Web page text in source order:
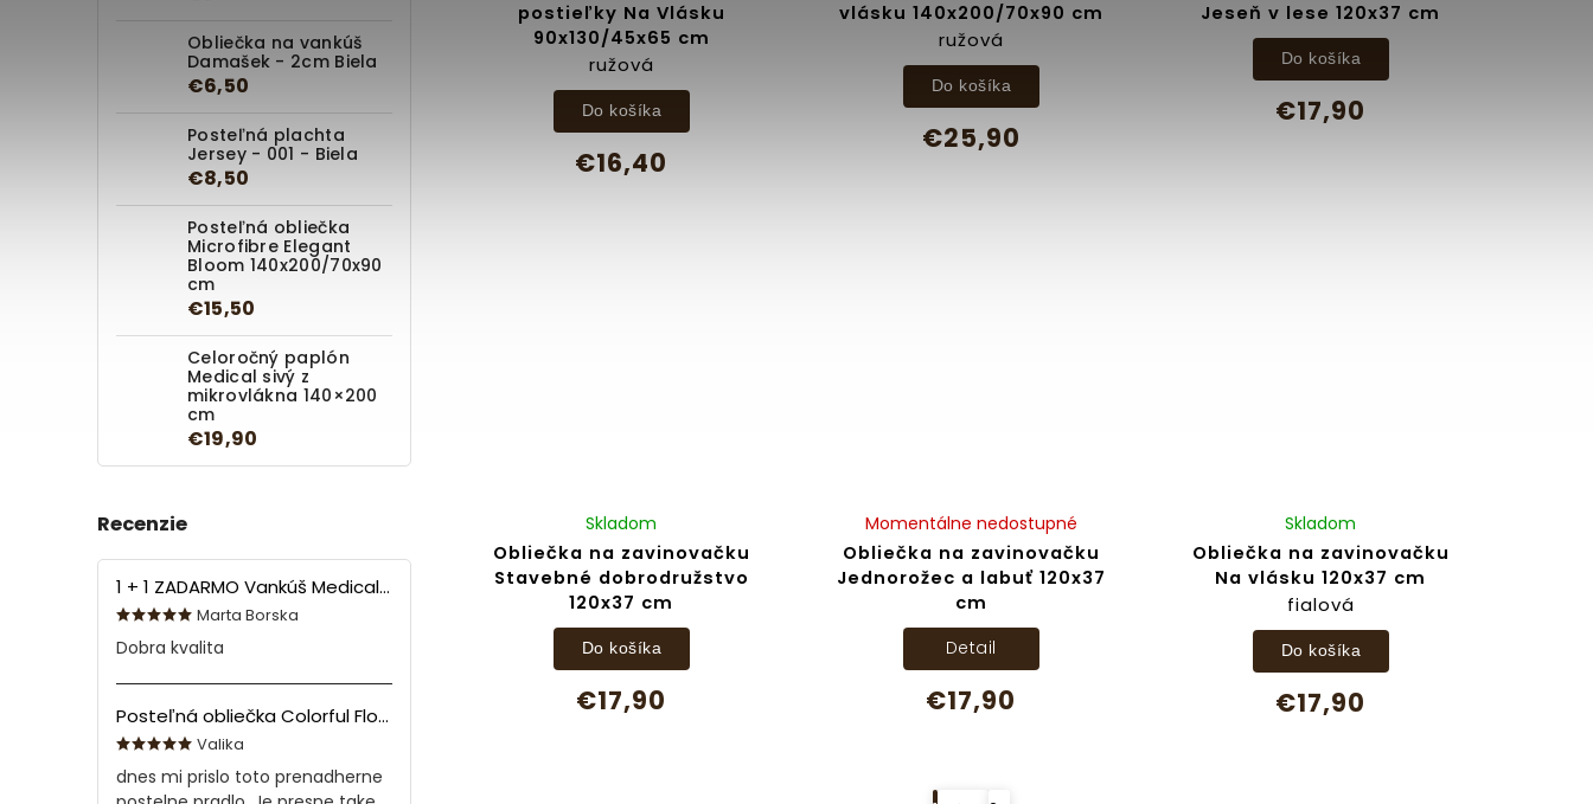
Obliečka na vankúš
Damašek - 2cm Biela
€6,50
Posteľná plachta
Jersey - 001 - Biela
€8,50
Posteľná obliečka
Microfibre Elegant
Bloom 140x200/70x90
cm
€15,50
Celoročný paplón
Medical sivý z
mikrovlákna 140×200
cm
€19,90
Recenzie
1 + 1 ZADARMO Vankúš Medical 70x90 cm
Marta Borska
Dobra kvalita
Posteľná obliečka Colorful Flowers Modrá 140x200/70x90 cm
Valika
dnes mi prislo toto prenadherne
postieľky Na Vlásku
90x130/45x65 cm
ružová
€16,40
Do košíka
vlásku 140x200/70x90 cm
ružová
€25,90
Do košíka
Jeseň v lese 120x37 cm
€17,90
Do košíka
Obliečka na zavinovačku
Stavebné dobrodružstvo
120x37 cm
Skladom
€17,90
Do košíka
Obliečka na zavinovačku
Jednorožec a labuť 120x37
cm
Momentálne nedostupné
€17,90
Detail
Obliečka na zavinovačku
Na vlásku 120x37 cm
fialová
Skladom
€17,90
Do košíka